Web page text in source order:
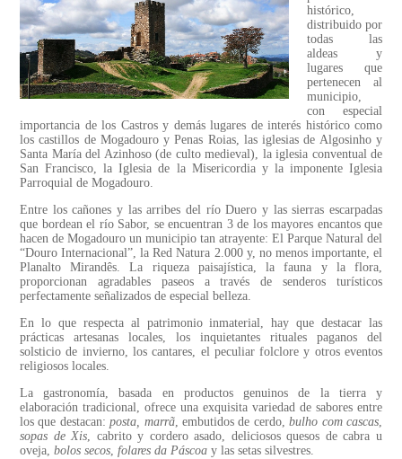
histórico,
distribuido por
todas las
aldeas y
lugares que
pertenecen al
municipio,
con especial
importancia de los Castros y demás lugares de interés histórico como
los castillos de Mogadouro y Penas Roias, las iglesias de Algosinho y
Santa María del Azinhoso (de culto medieval), la iglesia conventual de
San Francisco, la Iglesia de la Misericordia y la imponente Iglesia
Parroquial de Mogadouro.
Entre los cañones y las arribes del río Duero y las sierras escarpadas
que bordean el río Sabor, se encuentran 3 de los mayores encantos que
hacen de Mogadouro un municipio tan atrayente: El Parque Natural del
“Douro Internacional”, la Red Natura 2.000 y, no menos importante, el
Planalto Mirandês. La riqueza paisajística, la fauna y la flora,
proporcionan agradables paseos a través de senderos turísticos
perfectamente señalizados de especial belleza.
En lo que respecta al patrimonio inmaterial, hay que destacar las
prácticas artesanas locales, los inquietantes rituales paganos del
solsticio de invierno, los cantares, el peculiar folclore y otros eventos
religiosos locales.
La gastronomía, basada en productos genuinos de la tierra y
elaboración tradicional, ofrece una exquisita variedad de sabores entre
los que destacan:posta, marrã, embutidos de cerdo,bulho com cascas,
sopas de Xis, cabrito y cordero asado, deliciosos quesos de cabra u
oveja, bolos secos, folares da Páscoa y las setas silvestres.